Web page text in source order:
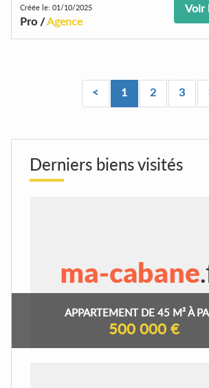
Créée le: 01/10/2025
Pro /Agence
Voir
< 1 2 3
Derniers biens visités
APPARTEMENT DE 45 M² À
500 000 €